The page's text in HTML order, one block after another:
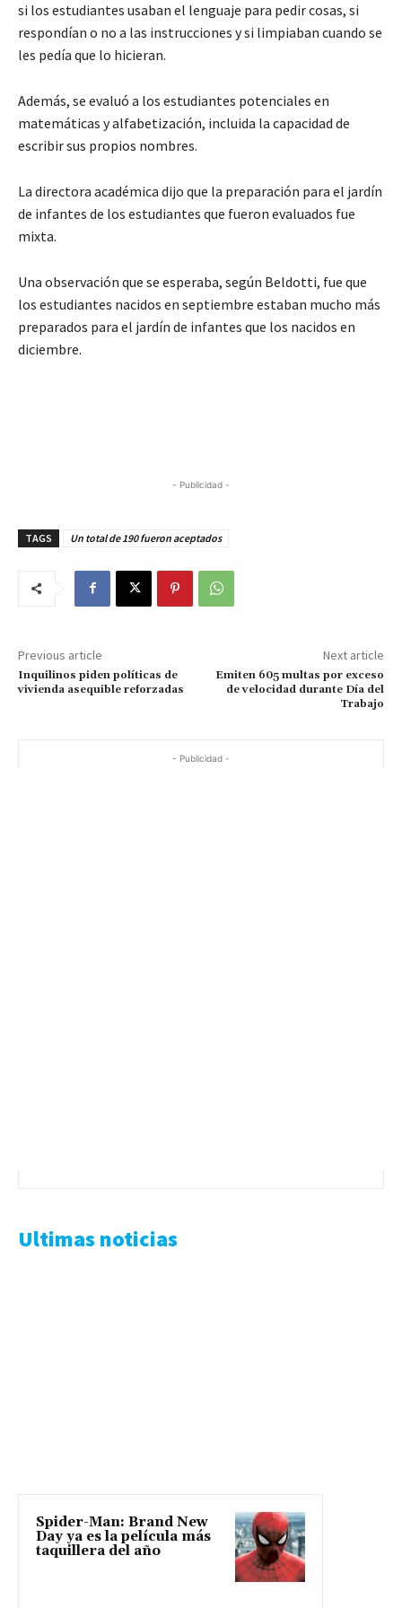
si los estudiantes usaban el lenguaje para pedir cosas, si
respondían o no a las instrucciones y si limpiaban cuando se
les pedía que lo hicieran.
Además, se evaluó a los estudiantes potenciales en
matemáticas y alfabetización, incluida la capacidad de
escribir sus propios nombres.
La directora académica dijo que la preparación para el jardín
de infantes de los estudiantes que fueron evaluados fue
mixta.
Una observación que se esperaba, según Beldotti, fue que
los estudiantes nacidos en septiembre estaban mucho más
preparados para el jardín de infantes que los nacidos en
diciembre.
- Publicidad -
TAGS Un total de 190 fueron aceptados
Previous article
Inquilinos piden políticas de
vivienda asequible reforzadas
Next article
Emiten 605 multas por exceso
de velocidad durante Día del
Trabajo
- Publicidad -
Ultimas noticias
Spider-Man: Brand New
Day ya es la película más
taquillera del año